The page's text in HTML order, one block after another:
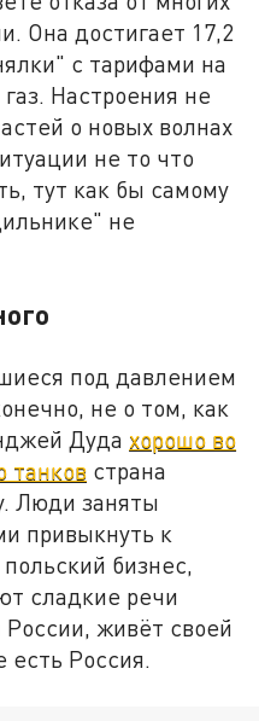
Она достигает 17,2
с тарифами на
Настроения не
о новых волнах
не то что
тут как бы самому
не
под давлением
не о том, как
Дуда хорошо во
танков страна
Люди заняты
привыкнуть к
бизнес,
сладкие речи
России, живёт своей
Россия.